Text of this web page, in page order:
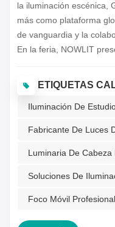
la iluminación escénica,
más como plataforma
de vanguardia y la
En la feria, NOWLIT
expertos, distribuidores
el evento, el stand de
profesionales de todo el
presencia global de la
gamaFábrica de focos
WVK...
ETIQUETAS
Iluminación De
Fabricante De Luces
Luminaria De Cabeza
Soluciones De
Foco Móvil Profesional